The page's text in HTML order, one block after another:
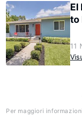
El
to
11
Per maggiori